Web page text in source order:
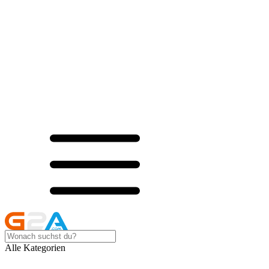
Alle Kategorien